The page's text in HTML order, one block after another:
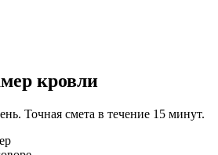
кровли
Точная смета в течение 15 минут.